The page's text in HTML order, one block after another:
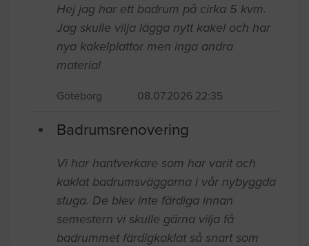
Hej jag har ett badrum på cirka 5 kvm.
Jag skulle vilja lägga nytt kakel och har
nya kakelplattor men inga andra
material
Göteborg 08.07.2026 22:35
Badrumsrenovering
Vi har hantverkare som har varit och
kaklat badrumsväggarna i vår nybyggda
stuga. De blev inte färdiga innan
semestern vi skulle gärna vilja få
badrummet färdigkaklat så snart som